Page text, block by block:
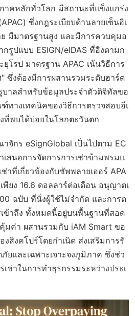
าคหลักทั่วโลก มีสถานะที่แข็งแกร่ง
ซึ่งกฎระเบียบด้านลายเซ็นอิเ
มีมาตรฐานสูง และมีการควบคุมอ
กรูปแบบ ESIGN/eIDAS ที่อิงตามก
โรป มาตรฐาน APAC เน้นวิธีการ
ซึ่งต้องมีการผสานรวมระดับฮาร์ด
บาลสำหรับข้อมูลประจำตัวดิจิทัลขอ
ทางเทคนิคของวิธีการตรวจสอบอีเ
ที่พบได้บ่อยในโลกตะวันตก
จักร eSignGlobal เป็นไปตาม EC
เสนอการจัดการการเช่าข้ามพรมแ
าที่เกี่ยวข้องกับซัพพลายเออร์ APA
พียง 16.6 ดอลลาร์ต่อเดือน อนุญาตเ
ฉบับ ที่นั่งผู้ใช้ไม่จำกัด และการต
ข้าถึง ทั้งหมดนี้อยู่บนพื้นฐานที่สอด
มค่า ผสานรวมกับ iAM Smart ขอ
งสิงคโปร์โดยกำเนิด ส่งเสริมการรั
ยและเฉพาะเจาะจงภูมิภาค ซึ่งช่ว
ช่าในการทำธุรกรรมระหว่างประเ